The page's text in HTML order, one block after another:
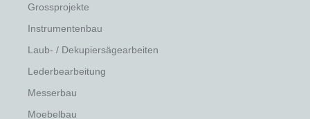
Grossprojekte
Instrumentenbau
Laub- / Dekupiersägearbeiten
Lederbearbeitung
Messerbau
Moebelbau